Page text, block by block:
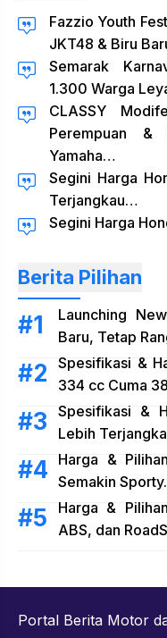
Fazzio Youth
JKT48 & Biru
Semarak
1.300 Warga
CLASSY
Perempuan &
Yamaha…
Segini Harga
Terjangkau…
Segini Harga
Berita Pilihan
Launching
Baru, Tetap
Spesifikasi &
334 cc Cuma
Spesifikasi &
Lebih
Harga &
Semakin
Harga &
ABS, dan
Portal Berita Motor